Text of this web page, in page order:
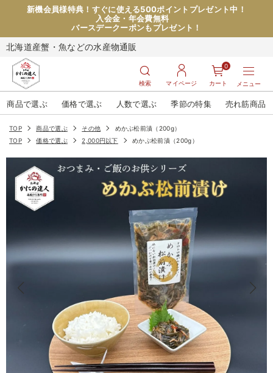
新機会員様特典！すぐに使える500ポイントプレゼント中！
入会金・年会費無料
バースデークーポンもプレゼント！
北海道産蟹・魚などの水産物通販
検索 マイページ カート
0
メニュー
商品で選ぶ 価格で選ぶ 人数で選ぶ 季節の特集 売れ筋商品
TOP 商品で選ぶ その他
めかぶ松前漬（200g）
TOP
価格で選ぶ 2,000円以下 めかぶ松前漬（200g）